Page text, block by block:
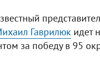
Гаврилюк идет
за победу в 95